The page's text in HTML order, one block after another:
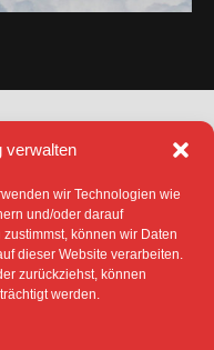
verwalten
wir Technologien wie
und/oder darauf
können wir Daten
dieser Website verarbeiten.
zurückziehst, können
werden.
IMPRESSUM
(EU)
UND ANDERE
DEM
ODER WERDEN